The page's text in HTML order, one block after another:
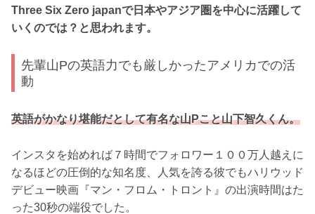
Three Six Zero japanで日本やアジア圏を中心に活躍して
いくのでは？と思われます。
先輩山Pの英語力でも厳しかったアメリカでの活
動
英語がかなり堪能だとして有名な山Pこと山下智久くん。
インスタを始めれば７時間でフォロワー１００万人越えに
なるほどの圧倒的な知名度、人気を誇る彼でもハリウッド
デビュー映画『マン・フロム・トロント』の出演時間はた
った30秒の端役でした。